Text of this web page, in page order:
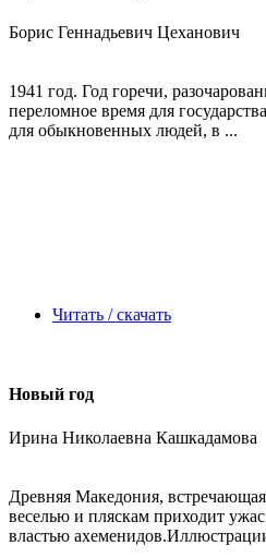
Борис Геннадьевич Цеханович
1941 год. Год горечи,
переломное время для
для обыкновенных людей, в ...
Читать / скачать
Новый год
Ирина Николаевна Кашкадамова
Древняя Македония,
веселью и пляскам приходит
властью